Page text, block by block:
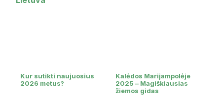
Kur sutikti naujuosius
2026 metus?
Kalėdos Marijampolėje
2025 – Magiškiausias
žiemos gidas